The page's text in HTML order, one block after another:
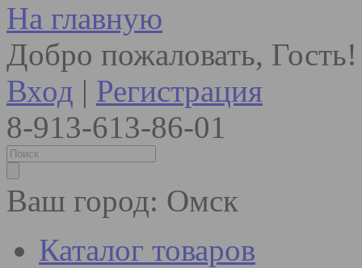
На главную
Добро пожаловать, Гость!
Вход | Регистрация
8-913-613-86-01
Ваш город: Омск
Каталог товаров